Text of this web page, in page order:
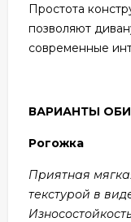
Простота
позволяют
современные
ВАРИАНТЫ
Рогожка
Приятная
текстурой в